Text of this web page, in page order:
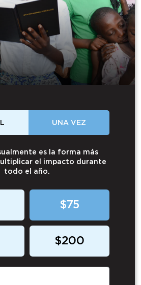
UNA VEZ
es la forma más
el impacto durante
todo el año.
$75
$200